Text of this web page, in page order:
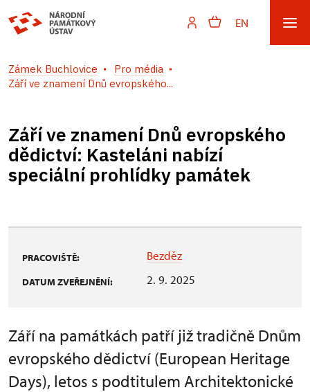
EN
Zámek Buchlovice
Pro média
Září ve znamení Dnů evropského...
Září ve znamení Dnů evropského
dědictví: Kasteláni nabízí
speciální prohlídky památek
PRACOVIŠTĚ: Bezděz
DATUM ZVEŘEJNĚNÍ: 2. 9. 2025
Září na památkách patří již tradičně Dnům
evropského dědictví (European Heritage
Days), letos s podtitulem Architektonické